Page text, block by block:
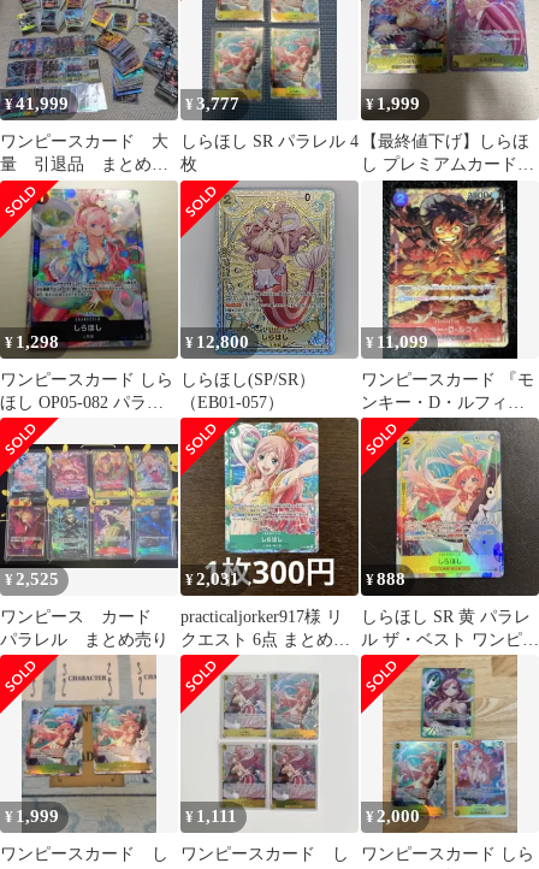
¥41,999
ワンピースカード 大
量 引退品 まとめ売
り パラレル SR プ
ロモ
¥3,777
しらほし SR パラレル 4
枚
¥1,999
【最終値下げ】しらほ
し プレミアムカードコ
レクションUCプロモ&
SR パラレル
¥ 1,298
ワンピースカード しら
ほし OP05-082 パラレ
ル
¥ 12,800
しらほし(SP/SR）
（EB01-057）
¥ 11,099
ワンピースカード 『モ
ンキー・D・ルフィ』
OP01-024
¥ 2,525
ワンピース カード
パラレル まとめ売り
¥2,031
practicaljorker917様 リ
クエスト 6点 まとめ商
品
¥888
しらほし SR 黄 パラレ
ル ザ・ベスト ワンピー
スカードM872
¥ 1,999
ワンピースカード し
¥ 1,111
ワンピースカード し
¥ 2,000
ワンピースカード しら